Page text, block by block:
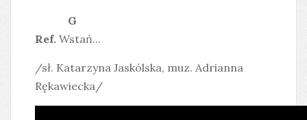
G
Ref. Wstań...
/sł. Katarzyna Jaskólska, muz. Adrianna
Rękawiecka/